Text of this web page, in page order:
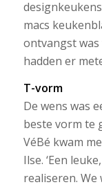
macs
ontvangst
hadden er
T-vorm
De wens was
beste vorm te
VéBé kwam
Ilse. ‘Een
realiseren.